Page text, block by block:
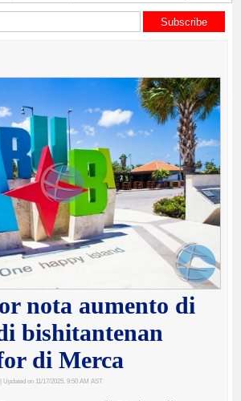
Subscribe
nota aumento di
bishitantenan
di Merca
| Updated on 11/17/2025, 9:50 AM AST